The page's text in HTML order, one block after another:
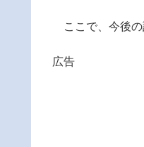
ここで、今後の
広告